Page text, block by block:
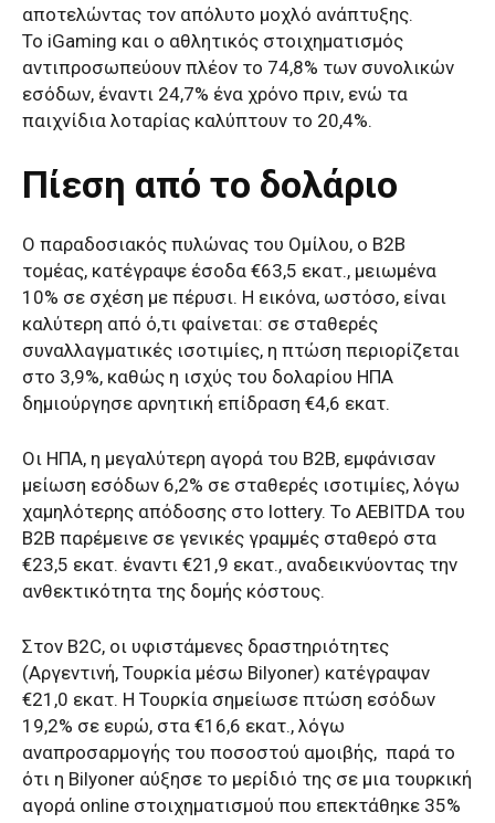
αποτελώντας τον απόλυτο μοχλό ανάπτυξης.
Το iGaming και ο αθλητικός στοιχηματισμός
αντιπροσωπεύουν πλέον το 74,8% των συνολικών
εσόδων, έναντι 24,7% ένα χρόνο πριν, ενώ τα
παιχνίδια λοταρίας καλύπτουν το 20,4%.
Πίεση από το δολάριο
Ο παραδοσιακός πυλώνας του Ομίλου, ο B2B
τομέας, κατέγραψε έσοδα €63,5 εκατ., μειωμένα
10% σε σχέση με πέρυσι. Η εικόνα, ωστόσο, είναι
καλύτερη από ό,τι φαίνεται: σε σταθερές
συναλλαγματικές ισοτιμίες, η πτώση περιορίζεται
στο 3,9%, καθώς η ισχύς του δολαρίου ΗΠΑ
δημιούργησε αρνητική επίδραση €4,6 εκατ.
Οι ΗΠΑ, η μεγαλύτερη αγορά του B2B, εμφάνισαν
μείωση εσόδων 6,2% σε σταθερές ισοτιμίες, λόγω
χαμηλότερης απόδοσης στο lottery. Το AEBITDA του
B2B παρέμεινε σε γενικές γραμμές σταθερό στα
€23,5 εκατ. έναντι €21,9 εκατ., αναδεικνύοντας την
ανθεκτικότητα της δομής κόστους.
Στον B2C, οι υφιστάμενες δραστηριότητες
(Αργεντινή, Τουρκία μέσω Bilyoner) κατέγραψαν
€21,0 εκατ. Η Τουρκία σημείωσε πτώση εσόδων
19,2% σε ευρώ, στα €16,6 εκατ., λόγω
αναπροσαρμογής του ποσοστού αμοιβής, παρά το
ότι η Bilyoner αύξησε το μερίδιό της σε μια τουρκική
αγορά online στοιχηματισμού που επεκτάθηκε 35%